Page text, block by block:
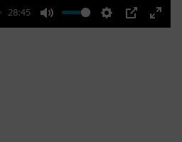
28:45
Mute Settings
PIP
Enter